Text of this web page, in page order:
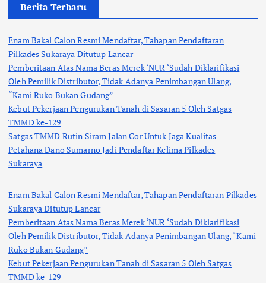
Berita Terbaru
Enam Bakal Calon Resmi Mendaftar, Tahapan Pendaftaran
Pilkades Sukaraya Ditutup Lancar
Pemberitaan Atas Nama Beras Merek ‘NUR ‘Sudah Diklarifikasi
Oleh Pemilik Distributor, Tidak Adanya Penimbangan Ulang,
“Kami Ruko Bukan Gudang”
Kebut Pekerjaan Pengurukan Tanah di Sasaran 5 Oleh Satgas
TMMD ke-129
Satgas TMMD Rutin Siram Jalan Cor Untuk Jaga Kualitas
Petahana Dano Sumarno Jadi Pendaftar Kelima Pilkades
Sukaraya
Enam Bakal Calon Resmi Mendaftar, Tahapan Pendaftaran Pilkades
Sukaraya Ditutup Lancar
Pemberitaan Atas Nama Beras Merek ‘NUR ‘Sudah Diklarifikasi
Oleh Pemilik Distributor, Tidak Adanya Penimbangan Ulang, “Kami
Ruko Bukan Gudang”
Kebut Pekerjaan Pengurukan Tanah di Sasaran 5 Oleh Satgas
TMMD ke-129